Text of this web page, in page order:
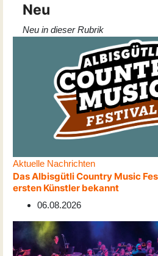
Neu
Neu in dieser Rubrik
Aktuelle Nachrichten
Das Albisgütli Country Music
ersten Künstler bekannt
06.08.2026